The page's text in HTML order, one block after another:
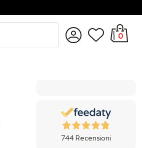
0
744Recensioni